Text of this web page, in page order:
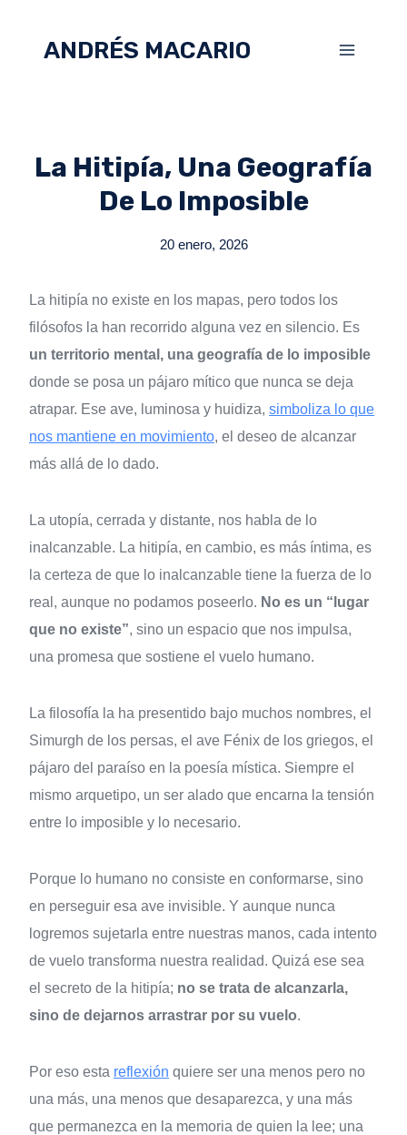
ANDRÉS MACARIO
La Hitipía, Una Geografía
De Lo Imposible
20 enero, 2026
La hitipía no existe en los mapas, pero todos los
filósofos la han recorrido alguna vez en silencio. Es
un territorio mental, una geografía de lo imposible
donde se posa un pájaro mítico que nunca se deja
atrapar. Ese ave, luminosa y huidiza, simboliza lo que
nos mantiene en movimiento, el deseo de alcanzar
más allá de lo dado.
La utopía, cerrada y distante, nos habla de lo
inalcanzable. La hitipía, en cambio, es más íntima, es
la certeza de que lo inalcanzable tiene la fuerza de lo
real, aunque no podamos poseerlo. No es un “lugar
que no existe”, sino un espacio que nos impulsa,
una promesa que sostiene el vuelo humano.
La filosofía la ha presentido bajo muchos nombres, el
Simurgh de los persas, el ave Fénix de los griegos, el
pájaro del paraíso en la poesía mística. Siempre el
mismo arquetipo, un ser alado que encarna la tensión
entre lo imposible y lo necesario.
Porque lo humano no consiste en conformarse, sino
en perseguir esa ave invisible. Y aunque nunca
logremos sujetarla entre nuestras manos, cada intento
de vuelo transforma nuestra realidad. Quizá ese sea
el secreto de la hitipía; no se trata de alcanzarla,
sino de dejarnos arrastrar por su vuelo.
Por eso esta reflexión quiere ser una menos pero no
una más, una menos que desaparezca, y una más
que permanezca en la memoria de quien la lee; una